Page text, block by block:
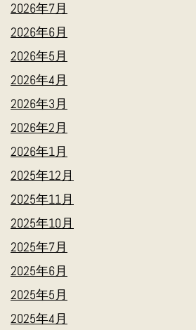
2026年7月
2026年6月
2026年5月
2026年4月
2026年3月
2026年2月
2026年1月
2025年12月
2025年11月
2025年10月
2025年7月
2025年6月
2025年5月
2025年4月